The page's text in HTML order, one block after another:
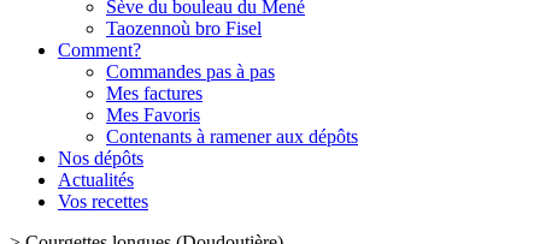
Sève du bouleau du Mené
Taozennoù bro Fisel
Comment?
Commandes pas à pas
Mes factures
Mes Favoris
Contenants à ramener aux dépôts
Nos dépôts
Actualités
Vos recettes